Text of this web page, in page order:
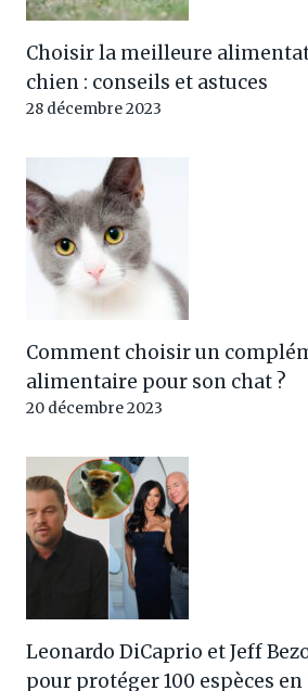
Choisir la meilleure
chien : conseils et astuces
28 décembre 2023
Comment choisir un
alimentaire pour son chat ?
20 décembre 2023
Leonardo DiCaprio et Jeff
pour protéger 100 espèces